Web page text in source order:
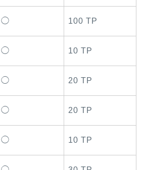
◯ 100 TP
◯ 10 TP
◯ 20 TP
◯ 20 TP
◯ 10 TP